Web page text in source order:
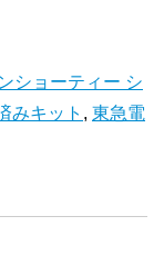
ショーティー シ
みキット , 東急電